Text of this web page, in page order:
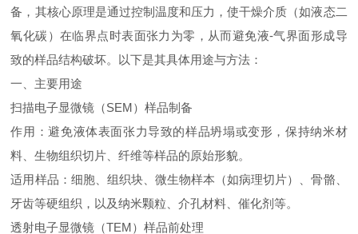
备，其核心原理是通过控制温度和压力，使干燥介质（如液态二
氧化碳）在临界点时表面张力为零，从而避免液-气界面形成导
致的样品结构破坏。以下是其具体用途与方法：
一、主要用途
扫描电子显微镜（SEM）样品制备
作用：避免液体表面张力导致的样品坍塌或变形，保持纳米材
料、生物组织切片、纤维等样品的原始形貌。
适用样品：细胞、组织块、微生物样本（如病理切片）、骨骼、
牙齿等硬组织，以及纳米颗粒、介孔材料、催化剂等。
透射电子显微镜（TEM）样品前处理